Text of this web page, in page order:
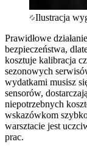
Ilustracja
Prawidłowe
bezpieczeństwa,
kosztuje kalibracja
sezonowych
wydatkami musisz
sensorów,
niepotrzebnych
wskazówkom
warsztacie jest
prac.